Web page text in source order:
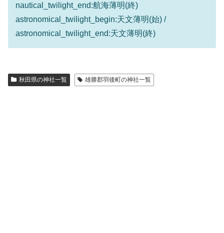
nautical_twilight_end:航海薄明(終)
astronomical_twilight_begin:天文薄明(始) /
astronomical_twilight_end:天文薄明(終)
秋田県の神社一覧 雄勝郡羽後町の神社一覧